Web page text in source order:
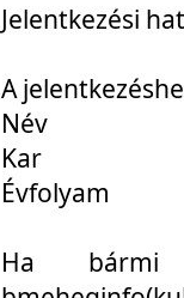
Jelentkezési
A
Név
Kar
Évfolyam
Ha